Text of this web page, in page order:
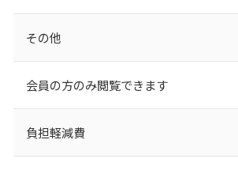
その他
会員の方のみ閲覧できます
負担軽減費